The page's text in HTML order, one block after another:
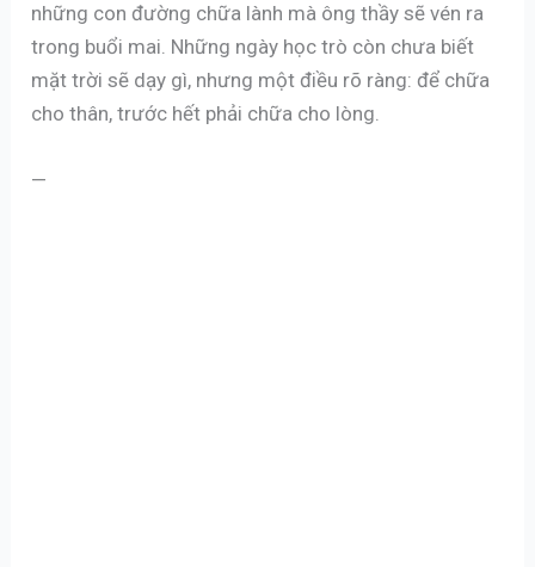
những con đường chữa lành mà ông thầy sẽ vén ra
trong buổi mai. Những ngày học trò còn chưa biết
mặt trời sẽ dạy gì, nhưng một điều rõ ràng: để chữa
cho thân, trước hết phải chữa cho lòng.
—